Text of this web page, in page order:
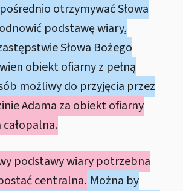
otrzymywać Słowa
podstawę wiary,
Słowa Bożego
obiekt ofiarny z pełną
możliwy do przyjęcia przez
Adama za obiekt ofiarny
całopalna.
podstawy wiary potrzebna
centralna. Można by